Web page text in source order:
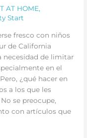
AT HOME,
Start
fresco con niños
de California
necesidad de limitar
en el
¿qué hacer en
a los que les
se preocupe,
con artículos que